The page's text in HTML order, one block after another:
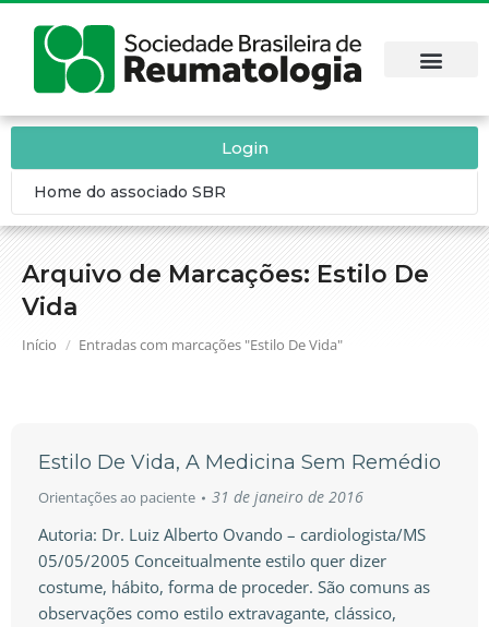
Arquivo de Marcações: Estilo De
Vida
Você está aqui:
Início Entradas com marcações "Estilo De Vida"
Login
Home do associado SBR
Estilo De Vida, A Medicina Sem Remédio
Orientações ao paciente 31 de janeiro de 2016
Autoria: Dr. Luiz Alberto Ovando – cardiologista/MS
05/05/2005 Conceitualmente estilo quer dizer
costume, hábito, forma de proceder. São comuns as
observações como estilo extravagante, clássico,